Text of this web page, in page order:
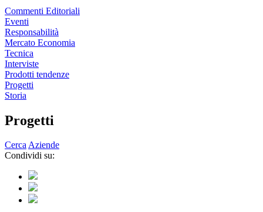
Commenti Editoriali
Eventi
Responsabilità
Mercato Economia
Tecnica
Interviste
Prodotti tendenze
Progetti
Storia
Progetti
CercaAziende
Condividi su: